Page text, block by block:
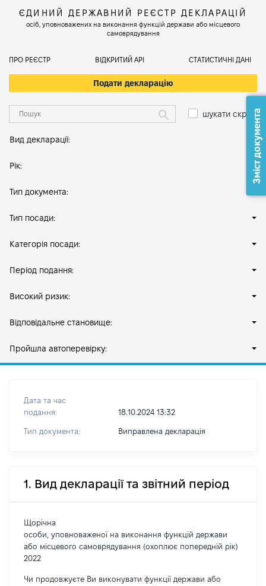
ЄДИНИЙ ДЕРЖАВНИЙ РЕЄСТР ДЕКЛАРАЦІЙ
осіб, уповноважених на виконання функцій держави або місцевого
самоврядування
ПРО РЕЄСТР ВІДКРИТИЙ АРІ СТАТИСТИЧНІ ДАНІ
Подати декларацію
шукати скрізь
Вид декларації:
Рік:
Тип документа:
Тип посади:
Категорія посади:
Період подання:
Високий ризик:
Відповідальне становище:
Пройшла автоперевірку:
Дата та час
подання:
18.10.2024 13:32
Тип документа: Виправлена декларація
1. Вид декларації та звітний період
Щорічна
особи, уповноваженої на виконання функцій держави
або місцевого самоврядування (охоплює попередній рік)
2022
Чи продовжуєте Ви виконувати функції держави або
Зміст документа